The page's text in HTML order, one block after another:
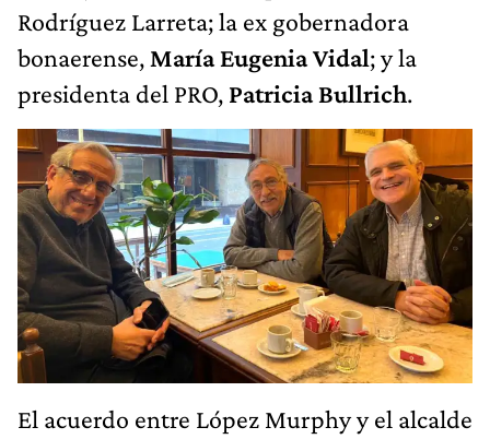
Rodríguez Larreta; la ex gobernadora
bonaerense, María Eugenia Vidal; y la
presidenta del PRO, Patricia Bullrich.
El acuerdo entre López Murphy y el alcalde